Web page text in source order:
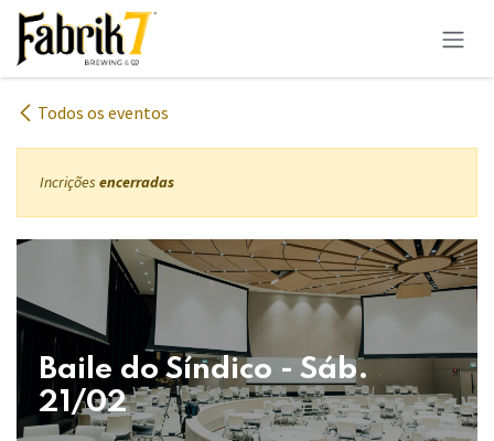
Pular para o conteúdo
Todos os eventos
Incrições encerradas
Baile do Síndico - Sáb.
21/02